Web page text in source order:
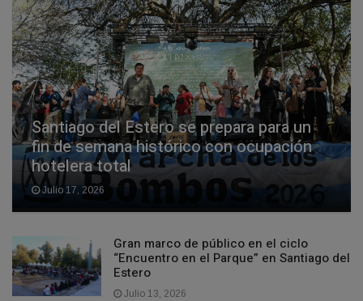
Santiago del Estero se prepara para un
fin de semana histórico con ocupación
hotelera total
Julio 17, 2026
Gran marco de público en el ciclo
“Encuentro en el Parque” en Santiago del
Estero
Julio 13, 2026